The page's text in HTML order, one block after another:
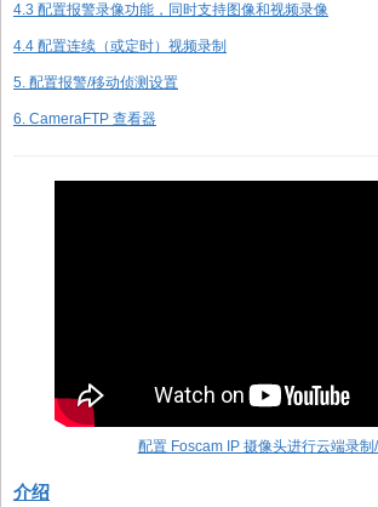
4.3 配置报警录像功能，同时支持图像和视频录像
4.4 配置连续（或定时）视频录制
5. 配置报警/移动侦测设置
6. CameraFTP 查看器
配置 Foscam IP 摄像头进行云端录制
介绍